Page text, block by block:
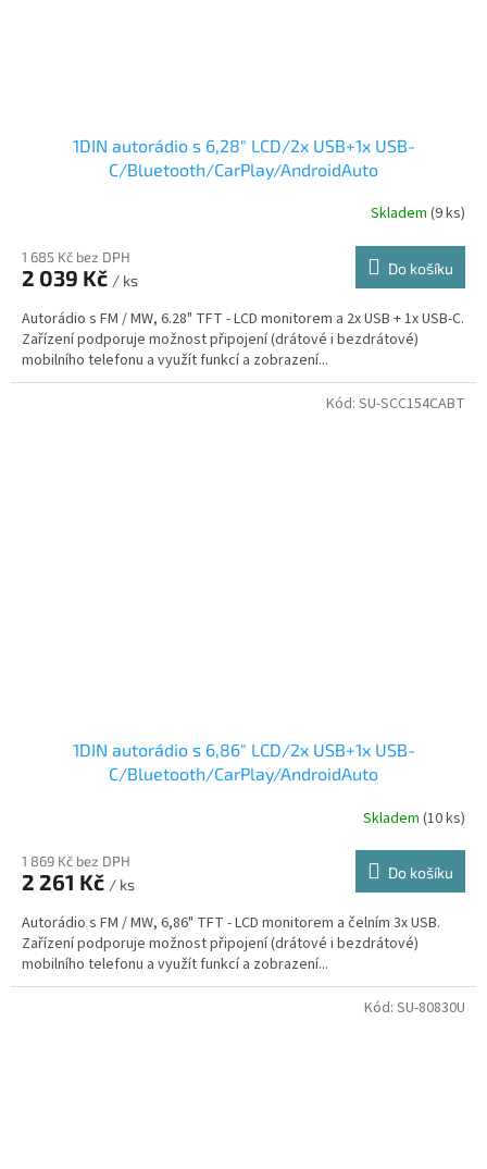
1DIN autorádio s 6,28" LCD/2x USB+1x USB-
C/Bluetooth/CarPlay/AndroidAuto
Skladem (9 ks)
1 685 Kč bez DPH
2 039 Kč / ks
Do košíku
Autorádio s FM / MW, 6.28" TFT - LCD monitorem a 2x USB + 1x USB-C.
Zařízení podporuje možnost připojení (drátové i bezdrátové)
mobilního telefonu a využít funkcí a zobrazení...
1DIN autorádio s 6,86" LCD/2x USB+1x USB-
C/Bluetooth/CarPlay/AndroidAuto
Skladem (10 ks)
1 869 Kč bez DPH
2 261 Kč / ks
Do košíku
Autorádio s FM / MW, 6,86" TFT - LCD monitorem a čelním 3x USB.
Zařízení podporuje možnost připojení (drátové i bezdrátové)
mobilního telefonu a využít funkcí a zobrazení...
Kód: SU-SCC154CABT
Kód: SU-80830U